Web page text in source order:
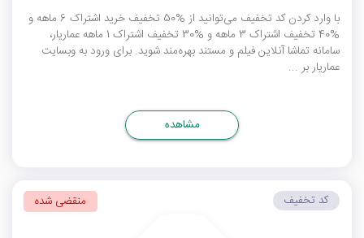
با وارد کردن کد تخفیف می‌توانید از %50 تخفیف خرید اشتراک 6 ماهه و
%40 تخفیف اشتراک 3 ماهه و %30 تخفیف اشتراک 1 ماهه عماریار،
سامانه تماشا آنلاین فیلم و مستند بهره‌مند شوید. برای ورود به وبسایت
عماریار بر ...
مشاهده
کد تخفیف منقضی شده